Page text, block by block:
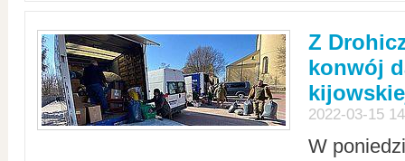
Z
konwój
2022-03-15
W